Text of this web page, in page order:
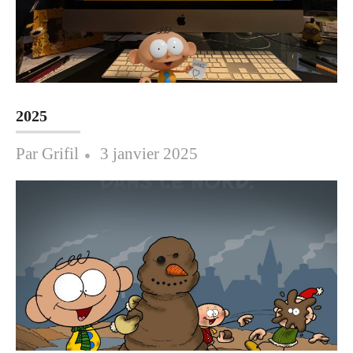
2025
Par Grifil
Posted
on
3 janvier 2025